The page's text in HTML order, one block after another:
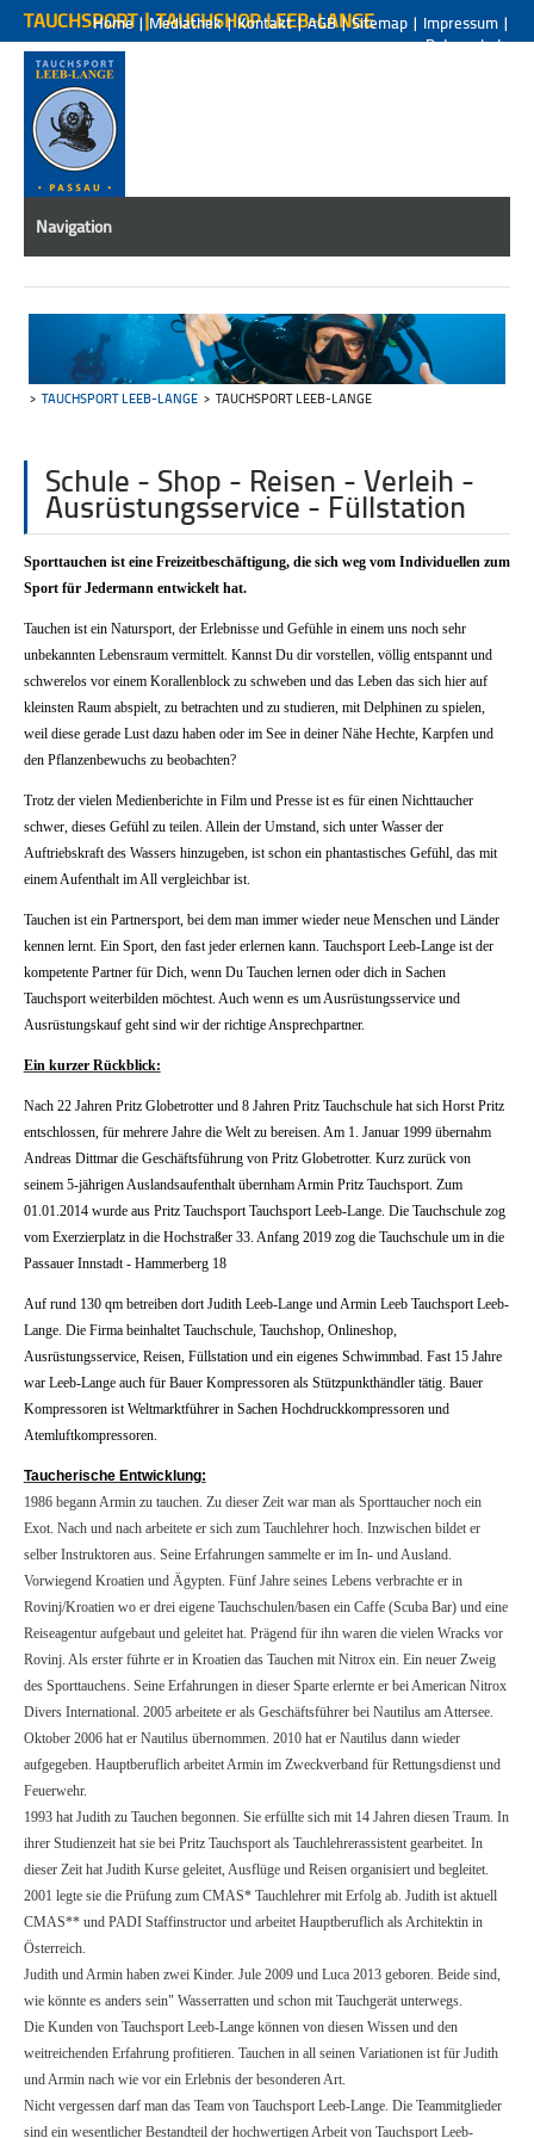
TAUCHSPORT | TAUCHSHOP LEEB-LANGE
Home| Mediathek|Kontakt|AGB|Sitemap | Impressum |
Datenschutz
Navigation
TAUCHSPORT LEEB-LANGE TAUCHSPORT LEEB-LANGE
Schule - Shop - Reisen - Verleih -
Ausrüstungsservice - Füllstation
Sporttauchen ist eine Freizeitbeschäftigung, die sich weg vom Individuellen zum
Sport für Jedermann entwickelt hat.
Tauchen ist ein Natursport, der Erlebnisse und Gefühle in einem uns noch sehr
unbekannten Lebensraum vermittelt. Kannst Du dir vorstellen, völlig entspannt und
schwerelos vor einem Korallenblock zu schweben und das Leben das sich hier auf
kleinsten Raum abspielt, zu betrachten und zu studieren, mit Delphinen zu spielen,
weil diese gerade Lust dazu haben oder im See in deiner Nähe Hechte, Karpfen und
den Pflanzenbewuchs zu beobachten?
Trotz der vielen Medienberichte in Film und Presse ist es für einen Nichttaucher
schwer, dieses Gefühl zu teilen. Allein der Umstand, sich unter Wasser der
Auftriebskraft des Wassers hinzugeben, ist schon ein phantastisches Gefühl, das mit
einem Aufenthalt im All vergleichbar ist.
Tauchen ist ein Partnersport, bei dem man immer wieder neue Menschen und Länder
kennen lernt. Ein Sport, den fast jeder erlernen kann. Tauchsport Leeb-Lange ist der
kompetente Partner für Dich, wenn Du Tauchen lernen oder dich in Sachen
Tauchsport weiterbilden möchtest. Auch wenn es um Ausrüstungsservice und
Ausrüstungskauf geht sind wir der richtige Ansprechpartner.
Ein kurzer Rückblick:
Nach 22 Jahren Pritz Globetrotter und 8 Jahren Pritz Tauchschule hat sich Horst Pritz
entschlossen, für mehrere Jahre die Welt zu bereisen. Am 1. Januar 1999 übernahm
Andreas Dittmar die Geschäftsführung von Pritz Globetrotter. Kurz zurück von
seinem 5-jährigen Auslandsaufenthalt übernham Armin Pritz Tauchsport. Zum
01.01.2014 wurde aus Pritz Tauchsport Tauchsport Leeb-Lange. Die Tauchschule zog
vom Exerzierplatz in die Hochstraßer 33. Anfang 2019 zog die Tauchschule um in die
Passauer Innstadt - Hammerberg 18
Auf rund 130 qm betreiben dort Judith Leeb-Lange und Armin Leeb Tauchsport Leeb-
Lange. Die Firma beinhaltet Tauchschule, Tauchshop, Onlineshop,
Ausrüstungsservice, Reisen, Füllstation und ein eigenes Schwimmbad. Fast 15 Jahre
war Leeb-Lange auch für Bauer Kompressoren als Stützpunkthändler tätig. Bauer
Kompressoren ist Weltmarktführer in Sachen Hochdruckkompressoren und
Atemluftkompressoren.
Taucherische Entwicklung:
1986 begann Armin zu tauchen. Zu dieser Zeit war man als Sporttaucher noch ein
Exot. Nach und nach arbeitete er sich zum Tauchlehrer hoch. Inzwischen bildet er
selber Instruktoren aus. Seine Erfahrungen sammelte er im In- und Ausland.
Vorwiegend Kroatien und Ägypten. Fünf Jahre seines Lebens verbrachte er in
Rovinj/Kroatien wo er drei eigene Tauchschulen/basen ein Caffe (Scuba Bar) und eine
Reiseagentur aufgebaut und geleitet hat. Prägend für ihn waren die vielen Wracks vor
Rovinj. Als erster führte er in Kroatien das Tauchen mit Nitrox ein. Ein neuer Zweig
des Sporttauchens. Seine Erfahrungen in dieser Sparte erlernte er bei American Nitrox
Divers International. 2005 arbeitete er als Geschäftsführer bei Nautilus am Attersee.
Oktober 2006 hat er Nautilus übernommen. 2010 hat er Nautilus dann wieder
aufgegeben. Hauptberuflich arbeitet Armin im Zweckverband für Rettungsdienst und
Feuerwehr.
1993 hat Judith zu Tauchen begonnen. Sie erfüllte sich mit 14 Jahren diesen Traum. In
ihrer Studienzeit hat sie bei Pritz Tauchsport als Tauchlehrerassistent gearbeitet. In
dieser Zeit hat Judith Kurse geleitet, Ausflüge und Reisen organisiert und begleitet.
2001 legte sie die Prüfung zum CMAS* Tauchlehrer mit Erfolg ab. Judith ist aktuell
CMAS** und PADI Staffinstructor und arbeitet Hauptberuflich als Architektin in
Österreich.
Judith und Armin haben zwei Kinder. Jule 2009 und Luca 2013 geboren. Beide sind,
wie könnte es anders sein" Wasserratten und schon mit Tauchgerät unterwegs.
Die Kunden von Tauchsport Leeb-Lange können von diesen Wissen und den
weitreichenden Erfahrung profitieren. Tauchen in all seinen Variationen ist für Judith
und Armin nach wie vor ein Erlebnis der besonderen Art.
Nicht vergessen darf man das Team von Tauchsport Leeb-Lange. Die Teammitglieder
sind ein wesentlicher Bestandteil der hochwertigen Arbeit von Tauchsport Leeb-